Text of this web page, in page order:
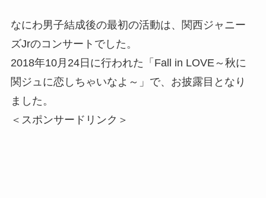
なにわ男子結成後の最初の活動は、関西ジャニー
ズJrのコンサートでした。
2018年10月24日に行われた「Fall in LOVE～秋に
関ジュに恋しちゃいなよ～」で、お披露目となり
ました。
＜スポンサードリンク＞